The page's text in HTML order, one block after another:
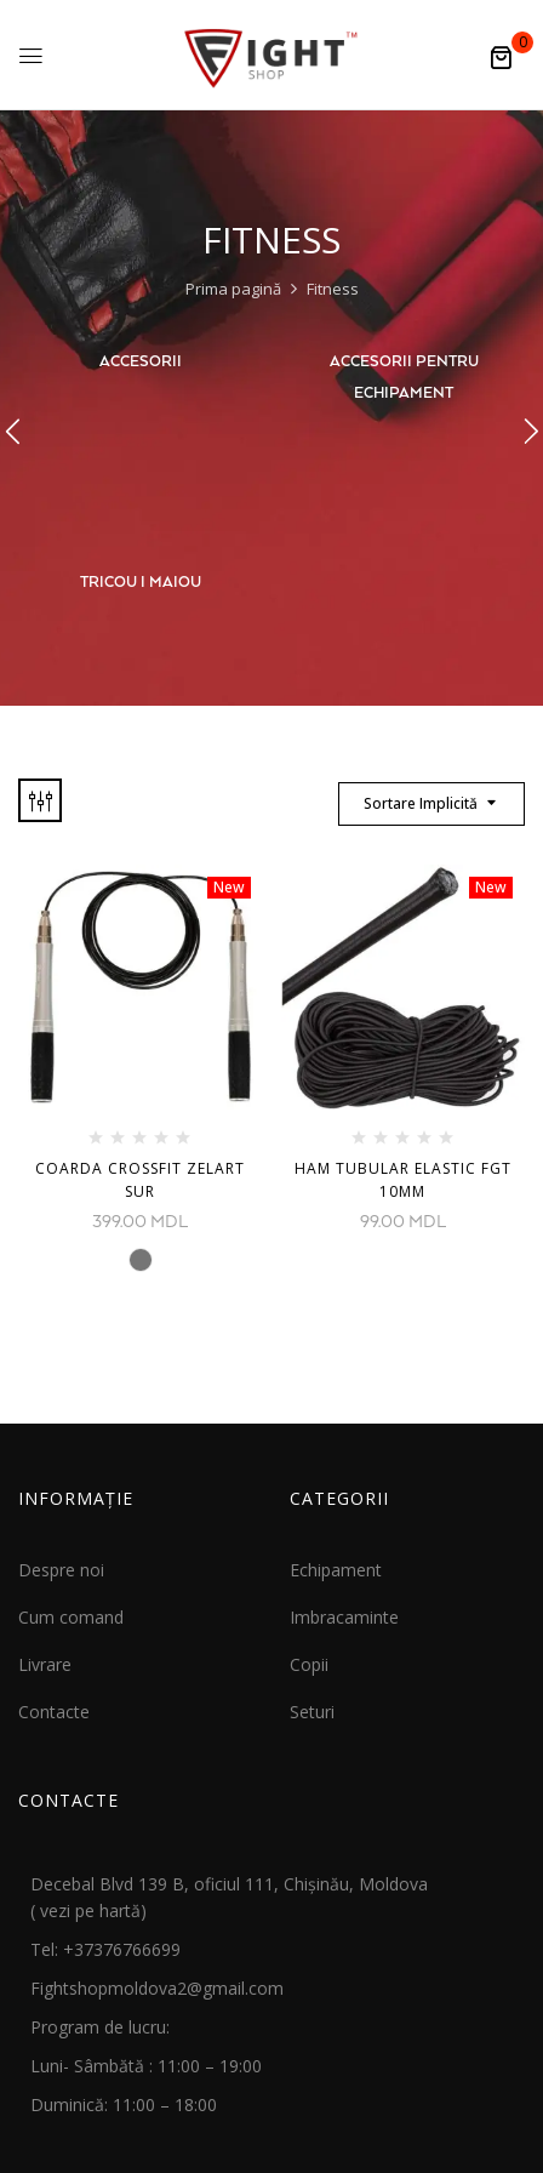
0
FITNESS
Prima pagină Fitness
ACCESORII
ACCESORII PENTRU
ECHIPAMENT
TRICOU I MAIOU
Sortare Implicită
New
COARDA CROSSFIT ZELART
SUR
399.00 MDL
New
HAM TUBULAR ELASTIC FGT
10MM
99.00 MDL
INFORMAȚIE
Despre noi
Cum comand
Livrare
Contacte
CATEGORII
Echipament
Imbracaminte
Copii
Seturi
CONTACTE
Decebal Blvd 139 B, oficiul 111, Chișinău, Moldova
( vezi pe hartă)
Tel: +37376766699
Fightshopmoldova2@gmail.com
Program de lucru:
Luni- Sâmbătă : 11:00 – 19:00
Duminică: 11:00 – 18:00